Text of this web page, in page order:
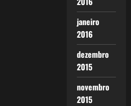
janeiro
2016
dezembro
2015
novembro
2015